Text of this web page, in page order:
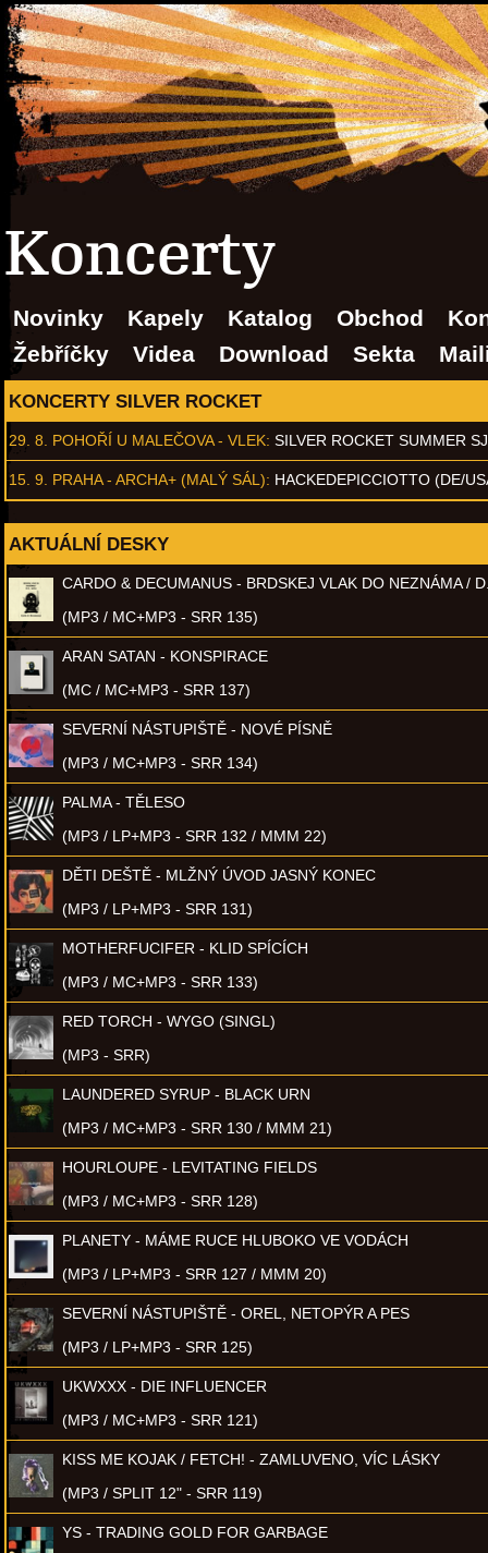
Koncerty
Novinky Kapely Katalog Obchod
Žebříčky
Videa Download Sekta
KONCERTY SILVER ROCKET
29. 8. POHOŘÍ U MALEČOVA - VLEK: SILVER ROCKET SUMMER
15. 9. PRAHA - ARCHA+ (MALÝ SÁL): HACKEDEPICCIOTTO (DE/
AKTUÁLNÍ DESKY
CARDO & DECUMANUS - BRDSKEJ VLAK DO NEZNÁMA /
(MP3 / MC+MP3 - SRR 135)
ARAN SATAN - KONSPIRACE
(MC / MC+MP3 - SRR 137)
SEVERNÍ NÁSTUPIŠTĚ - NOVÉ PÍSNĚ
(MP3 / MC+MP3 - SRR 134)
PALMA - TĚLESO
(MP3 / LP+MP3 - SRR 132 / MMM 22)
DĚTI DEŠTĚ - MLŽNÝ ÚVOD JASNÝ KONEC
(MP3 / LP+MP3 - SRR 131)
MOTHERFUCIFER - KLID SPÍCÍCH
(MP3 / MC+MP3 - SRR 133)
RED TORCH - WYGO (SINGL)
(MP3 - SRR)
LAUNDERED SYRUP - BLACK URN
(MP3 / MC+MP3 - SRR 130 / MMM 21)
HOURLOUPE - LEVITATING FIELDS
(MP3 / MC+MP3 - SRR 128)
PLANETY - MÁME RUCE HLUBOKO VE VODÁCH
(MP3 / LP+MP3 - SRR 127 / MMM 20)
SEVERNÍ NÁSTUPIŠTĚ - OREL, NETOPÝR A PES
(MP3 / LP+MP3 - SRR 125)
UKWXXX - DIE INFLUENCER
(MP3 / MC+MP3 - SRR 121)
KISS ME KOJAK / FETCH! - ZAMLUVENO, VÍC LÁSKY
(MP3 / SPLIT 12" - SRR 119)
YS - TRADING GOLD FOR GARBAGE